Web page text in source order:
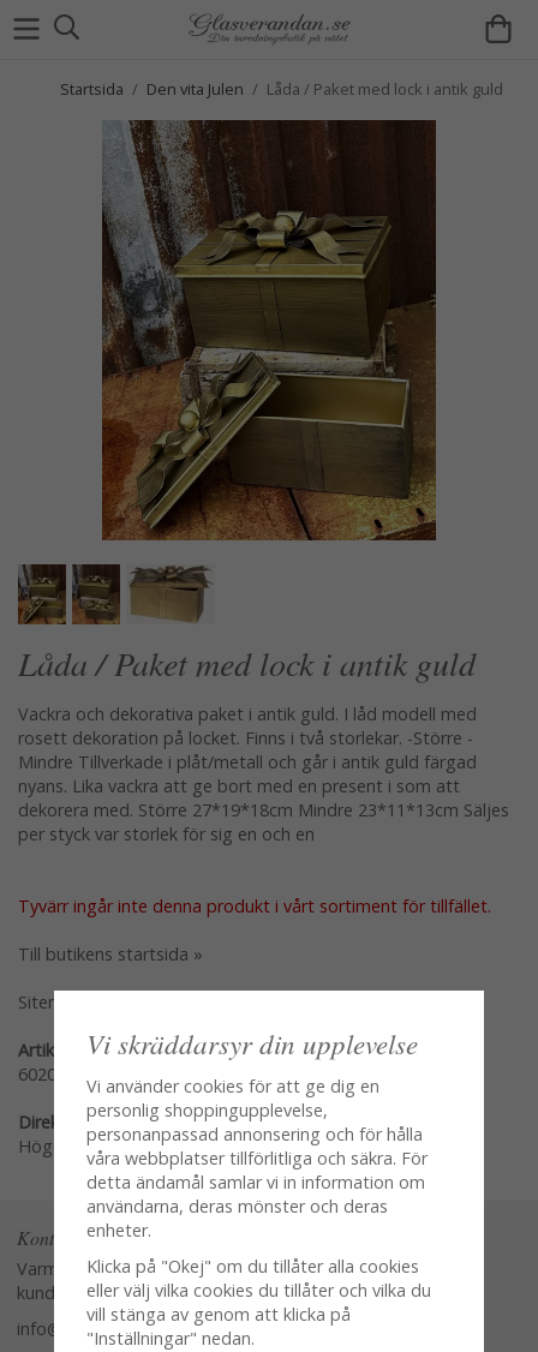
Startsida / Den vita Julen / Låda / Paket med lock i antik guld
Låda / Paket med lock i antik guld
Vackra och dekorativa paket i antik guld. I låd modell med
rosett dekoration på locket. Finns i två storlekar. -Större -
Mindre Tillverkade i plåt/metall och går i antik guld färgad
nyans. Lika vackra att ge bort med en present i som att
dekorera med. Större 27*19*18cm Mindre 23*11*13cm Säljes
per styck var storlek för sig en och en
Tyvärr ingår inte denna produkt i vårt sortiment för tillfället.
Till butikens startsida »
Sitemap »
Artikelnummer:
60209
Direktlänk:
Högerklicka och kopiera adressen
Kontakta oss
Varmt välkommen att kontakta vår
kundtjänst.
info@glasverandan.se
Vi skräddarsyr din upplevelse
Vi använder cookies för att ge dig en
personlig shoppingupplevelse,
personanpassad annonsering och för hålla
våra webbplatser tillförlitliga och säkra. För
detta ändamål samlar vi in information om
användarna, deras mönster och deras
enheter.
Klicka på "Okej" om du tillåter alla cookies
eller välj vilka cookies du tillåter och vilka du
vill stänga av genom att klicka på
"Inställningar" nedan.